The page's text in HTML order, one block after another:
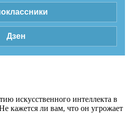
Дзен
искусственного интеллекта в
кажется ли вам, что он угрожает